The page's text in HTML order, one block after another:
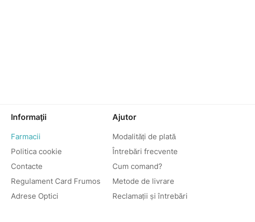
Informaţii
Farmacii
Politica cookie
Contacte
Regulament Card Frumos
Adrese Optici
Ajutor
Modalități de plată
Întrebări frecvente
Cum comand?
Metode de livrare
Reclamații și întrebări